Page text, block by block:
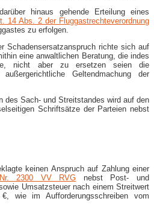
hinaus gehende Erteilung eines
14 Abs. 2 der Fluggastrechteverordnung
zu erfolgen.
Schadensersatzanspruch richte sich auf
eine anwaltlichen Beratung, die indes
nicht aber zu ersetzen seien die
Geltendmachung der
des Sach- und Streitstandes wird auf den
Schriftsätze der Parteien nebst
keinen Anspruch auf Zahlung einer
Nr. 2300 VV RVG nebst Post- und
Umsatzsteuer nach einem Streitwert
wie im Aufforderungsschreiben vom